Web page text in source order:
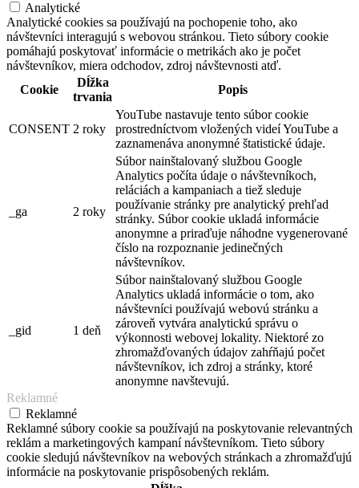
Analytické
Analytické cookies sa používajú na pochopenie toho, ako
návštevníci interagujú s webovou stránkou. Tieto súbory cookie
pomáhajú poskytovať informácie o metrikách ako je počet
návštevníkov, miera odchodov, zdroj návštevnosti atď.
Cookie
Dĺžka
trvania
Popis
CONSENT 2 roky
YouTube nastavuje tento súbor cookie
prostredníctvom vložených videí YouTube a
zaznamenáva anonymné štatistické údaje.
_ga 2 roky
Súbor nainštalovaný službou Google
Analytics počíta údaje o návštevníkoch,
reláciách a kampaniach a tiež sleduje
používanie stránky pre analytický prehľad
stránky. Súbor cookie ukladá informácie
anonymne a priraďuje náhodne vygenerované
číslo na rozpoznanie jedinečných
návštevníkov.
_gid 1 deň
Súbor nainštalovaný službou Google
Analytics ukladá informácie o tom, ako
návštevníci používajú webovú stránku a
zároveň vytvára analytickú správu o
výkonnosti webovej lokality. Niektoré zo
zhromažďovaných údajov zahŕňajú počet
návštevníkov, ich zdroj a stránky, ktoré
anonymne navštevujú.
Reklamné
Reklamné
Reklamné súbory cookie sa používajú na poskytovanie relevantných
reklám a marketingových kampaní návštevníkom. Tieto súbory
cookie sledujú návštevníkov na webových stránkach a zhromažďujú
informácie na poskytovanie prispôsobených reklám.